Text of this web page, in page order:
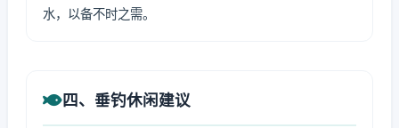
水，以备不时之需。
四、垂钓休闲建议